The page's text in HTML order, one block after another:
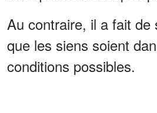
Au contraire, il a fait de
que les siens soient
conditions possibles.